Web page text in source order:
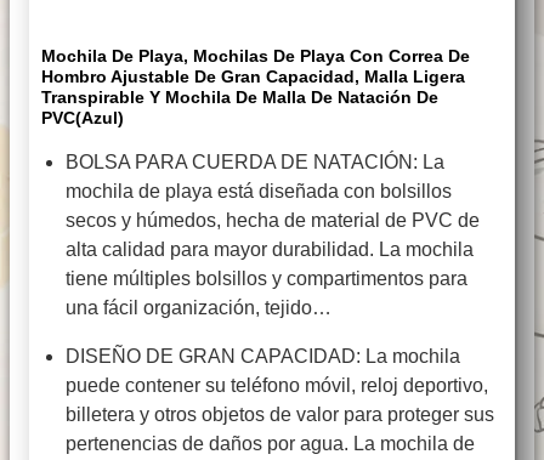
Mochila De Playa, Mochilas De Playa Con Correa De
Hombro Ajustable De Gran Capacidad, Malla Ligera
Transpirable Y Mochila De Malla De Natación De
PVC(Azul)
BOLSA PARA CUERDA DE NATACIÓN: La
mochila de playa está diseñada con bolsillos
secos y húmedos, hecha de material de PVC de
alta calidad para mayor durabilidad. La mochila
tiene múltiples bolsillos y compartimentos para
una fácil organización, tejido…
DISEÑO DE GRAN CAPACIDAD: La mochila
puede contener su teléfono móvil, reloj deportivo,
billetera y otros objetos de valor para proteger sus
pertenencias de daños por agua. La mochila de